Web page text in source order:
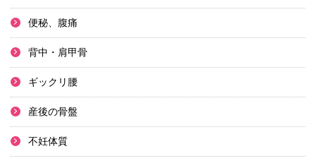
便秘、腹痛
背中・肩甲骨
ギックリ腰
産後の骨盤
不妊体質